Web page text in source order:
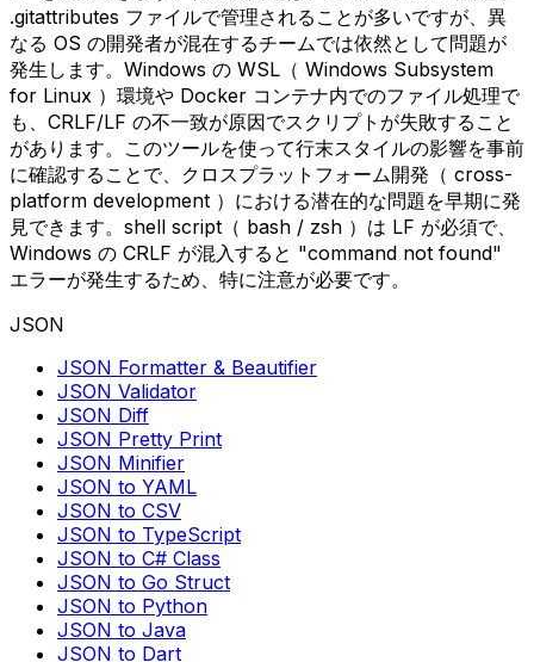
.gitattributes ファイルで管理されることが多いですが、異
なる OS の開発者が混在するチームでは依然として問題が
発生します。Windows の WSL（ Windows Subsystem
for Linux ）環境や Docker コンテナ内でのファイル処理で
も、CRLF/LF の不一致が原因でスクリプトが失敗すること
があります。このツールを使って行末スタイルの影響を事前
に確認することで、クロスプラットフォーム開発（ cross-
platform development ）における潜在的な問題を早期に発
見できます。shell script（ bash / zsh ）は LF が必須で、
Windows の CRLF が混入すると "command not found"
エラーが発生するため、特に注意が必要です。
JSON
JSON Formatter & Beautifier
JSON Validator
JSON Diff
JSON Pretty Print
JSON Minifier
JSON to YAML
JSON to CSV
JSON to TypeScript
JSON to C# Class
JSON to Go Struct
JSON to Python
JSON to Java
JSON to Dart